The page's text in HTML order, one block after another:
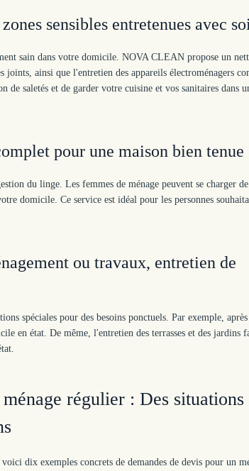
sensibles entretenues avec
sain dans votre domicile. NOVA CLEAN propose un
joints, ainsi que l'entretien des appareils électroménagers
saletés et de garder votre cuisine et vos sanitaires dans
pour une maison bien tenue
du linge. Les femmes de ménage peuvent se charger
domicile. Ce service est idéal pour les personnes
ou travaux, entretien de
spéciales pour des besoins ponctuels. Par exemple,
en état. De même, l'entretien des terrasses et des jardins
régulier : Des situations
dix exemples concrets de demandes de devis pour un